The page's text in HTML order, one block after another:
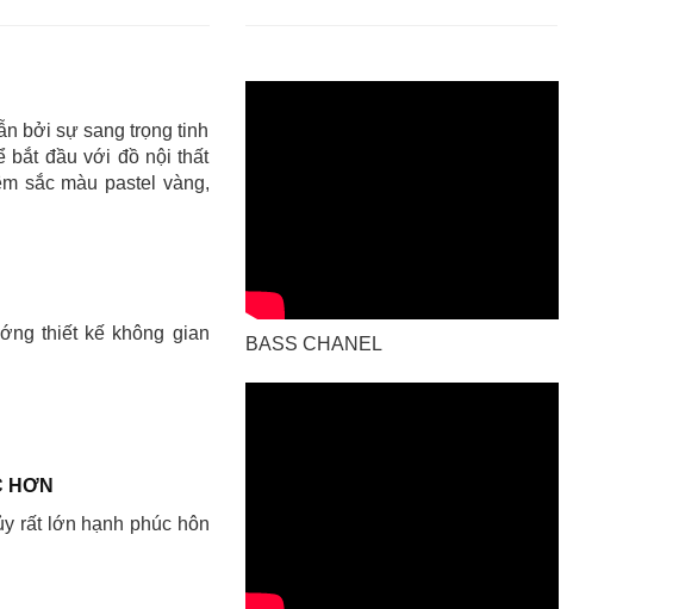
bởi sự sang trọng tinh
bắt đầu với đồ nội thất
sắc màu pastel vàng,
thiết kế không gian
HƠN
rất lớn hạnh phúc hôn
BASS CHANEL